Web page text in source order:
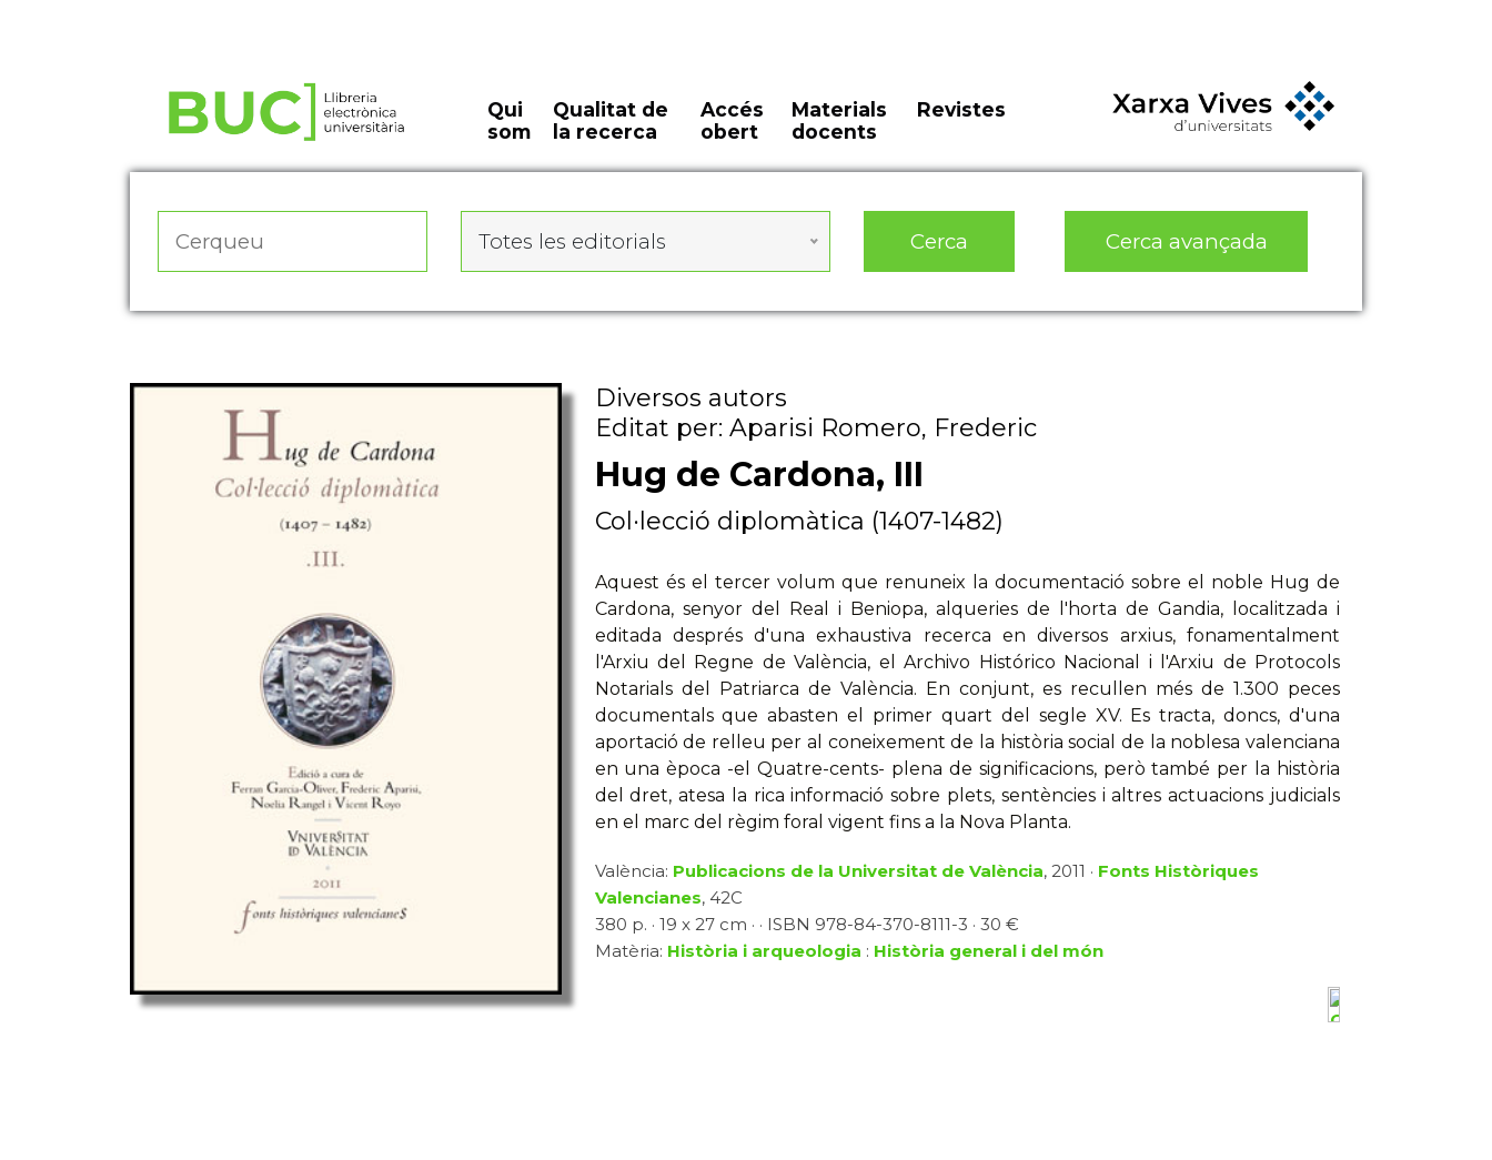
Qui
som
Qualitat de
la recerca
Accés
obert
Materials
docents
Revistes
Totes les editorials Cerca Cerca avançada
Diversos autors
Editat per: Aparisi Romero, Frederic
Hug de Cardona, III
Col·lecció diplomàtica (1407-1482)
Aquest és el tercer volum que renuneix la documentació sobre el noble Hug de
Cardona, senyor del Real i Beniopa, alqueries de l'horta de Gandia, localitzada i
editada després d'una exhaustiva recerca en diversos arxius, fonamentalment
l'Arxiu del Regne de València, el Archivo Histórico Nacional i l'Arxiu de Protocols
Notarials del Patriarca de València. En conjunt, es recullen més de 1.300 peces
documentals que abasten el primer quart del segle XV. Es tracta, doncs, d'una
aportació de relleu per al coneixement de la història social de la noblesa valenciana
en una època -el Quatre-cents- plena de significacions, però també per la història
del dret, atesa la rica informació sobre plets, sentències i altres actuacions judicials
en el marc del règim foral vigent fins a la Nova Planta.
València: Publicacions de la Universitat de València, 2011 · Fonts Històriques
Valencianes, 42C
380 p. · 19 x 27 cm · · ISBN 978-84-370-8111-3 · 30 €
Matèria: Història i arqueologia : Història general i del món